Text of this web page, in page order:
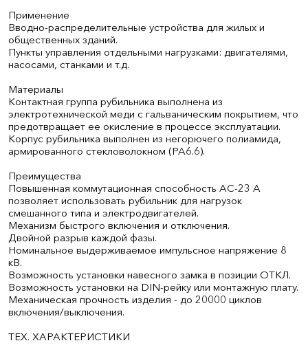
Применение
Вводно-распределительные устройства для жилых и
общественных зданий.
Пункты управления отдельными нагрузками: двигателями,
насосами, станками и т.д.
Материалы
Контактная группа рубильника выполнена из
электротехнической меди с гальваническим покрытием, что
предотвращает ее окисление в процессе эксплуатации.
Корпус рубильника выполнен из негорючего полиамида,
армированного стекловолокном (PA6.6).
Преимущества
Повышенная коммутационная способность АС-23 А
позволяет использовать рубильник для нагрузок
смешанного типа и электродвигателей.
Механизм быстрого включения и отключения.
Двойной разрыв каждой фазы.
Номинальное выдерживаемое импульсное напряжение 8
кВ.
Возможность установки навесного замка в позиции ОТКЛ.
Возможность установки на DIN-рейку или монтажную плату.
Механическая прочность изделия - до 20000 циклов
включения/выключения.
ТЕХ. ХАРАКТЕРИСТИКИ